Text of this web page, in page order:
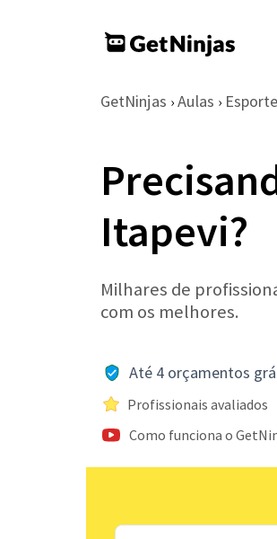
GetNinjas › Aulas ›
Itapevi?
Milhares de
com os melhores.
Até 4 orçamentos
Profissionais avaliados
Como funciona o